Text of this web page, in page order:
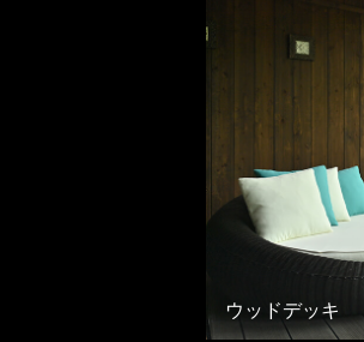
ウッドデッキ